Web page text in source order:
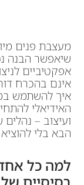
מעצבת פנים
שיאפשר הבנה
אפקטיביים
אינם בהכרח
איך להשתמש
האידיאלי
ועיצוב –
הבא בלי
למה כל